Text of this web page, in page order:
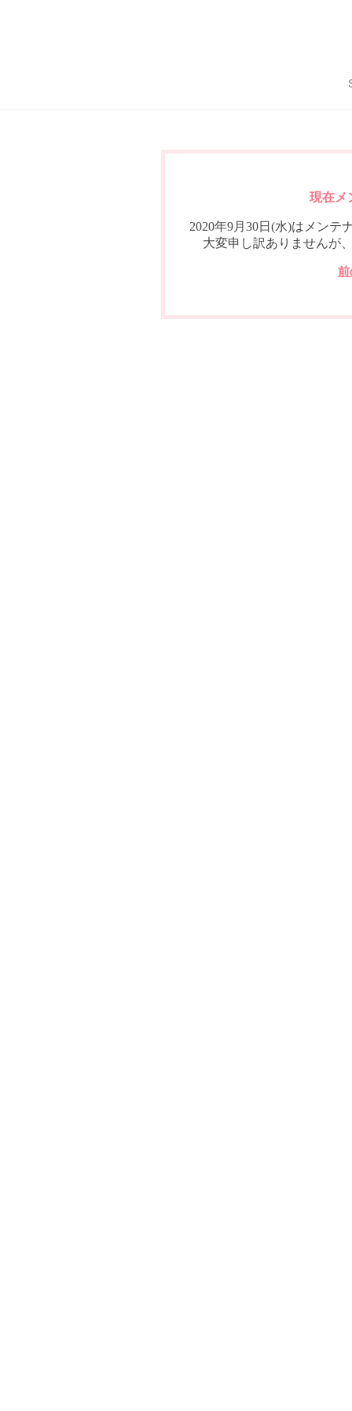
現在メ
2020年9月30日(水)はメンテ
大変申し訳ありませんが
前